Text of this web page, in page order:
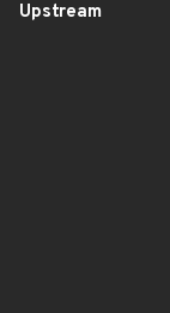
Upstream